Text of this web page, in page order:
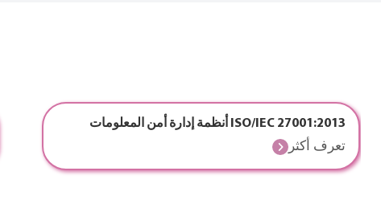
ISO/IEC 27001:2013 أنظمة إدارة أمن المعلومات
تعرف أكثر